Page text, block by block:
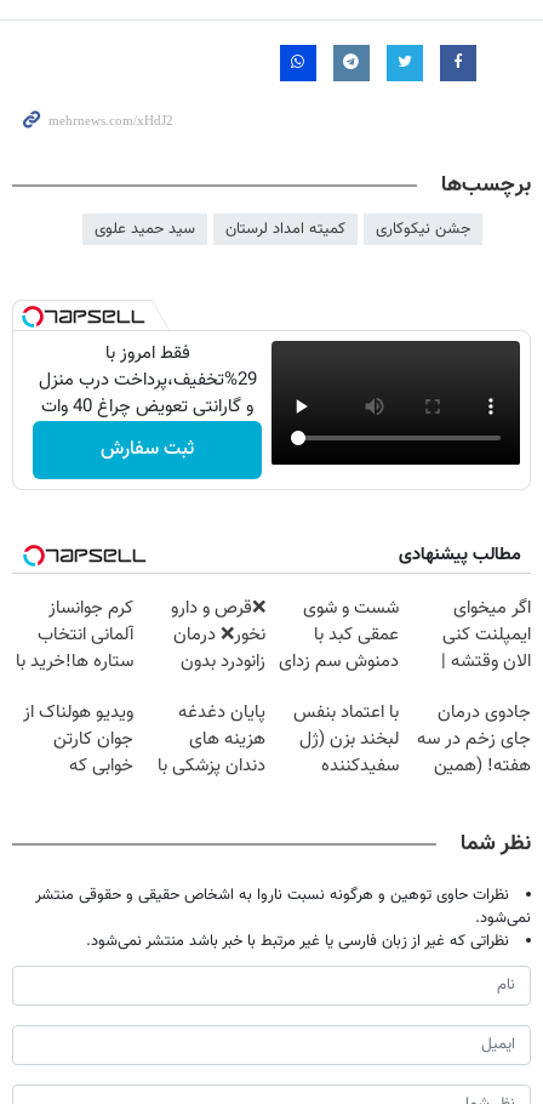
برچسب‌ها
جشن نیکوکاری کمیته امداد لرستان سید حمید علوی
فقط امروز با
29%تخفیف،پرداخت درب منزل
و گارانتی تعویض چراغ 40 وات
بخر
ثبت سفارش
مطالب پیشنهادی
اگر میخوای
ایمپلنت کنی
الان وقتشه |
میلیون تومان!!!
شست و شوی
عمقی کبد با
دمنوش سم زدای
❌قرص‌ و دارو
نخور❌ درمان
زانودرد بدون
کرم جوانساز
آلمانی انتخاب
ستاره ها!خرید با
جادوی درمان
جای زخم در سه
هفته! (همین
با اعتماد بنفس
لبخند بزن (ژل
سفیدکننده
پایان دغدغه
هزینه های
دندان پزشکی با
ویدیو هولناک از
جوان کارتن
خوابی که
نظر شما
نظرات حاوی توهین و هرگونه نسبت ناروا به اشخاص حقیقی و حقوقی منتشر
نمی‌شود.
نظراتی که غیر از زبان فارسی یا غیر مرتبط با خبر باشد منتشر نمی‌شود.